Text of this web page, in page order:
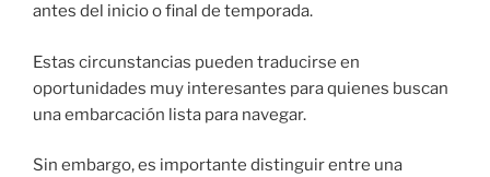
antes del inicio o final de temporada.
Estas circunstancias pueden traducirse en
oportunidades muy interesantes para quienes buscan
una embarcación lista para navegar.
Sin embargo, es importante distinguir entre una